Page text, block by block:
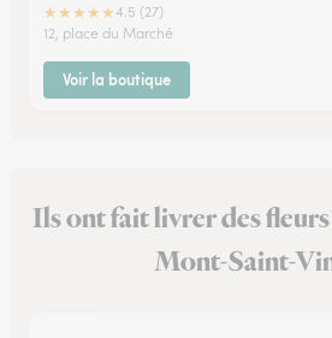
★★★★★4.5 (27)
12, place du Marché
Voir la boutique
Ils ont fait livrer des
Mont-Saint-